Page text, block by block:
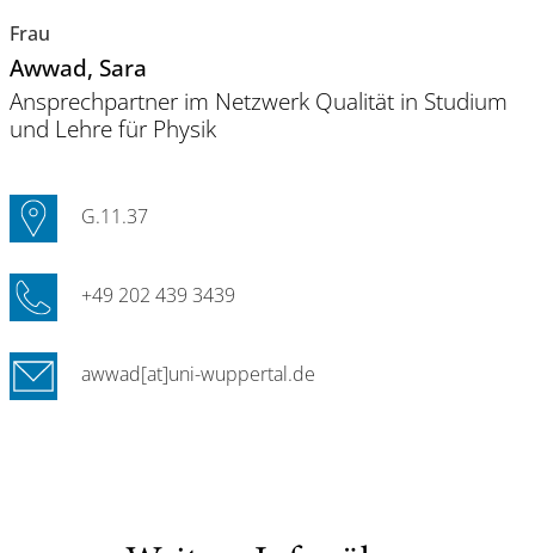
Frau
Awwad, Sara
Ansprechpartner im Netzwerk Qualität in Studium
und Lehre für Physik
G.11.37
+49 202 439 3439
awwad[at]uni-wuppertal.de